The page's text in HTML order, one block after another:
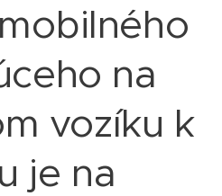
na
vozíku k
je na